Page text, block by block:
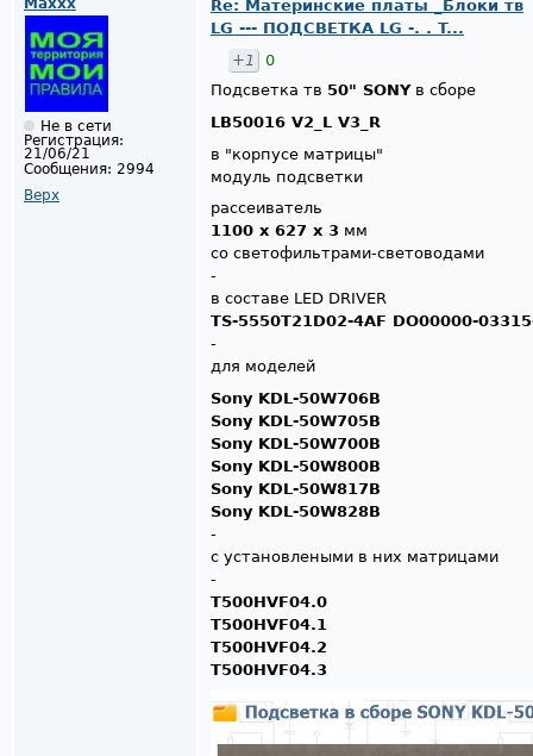
Maxxx
Не в сети
Регистрация:
21/06/21
Сообщения: 2994
Верх
Re: Материнские платы _Блоки тв
LG --- ПОДСВЕТКА LG -. . T...
+1
0
Подсветка тв 50" SONYв сборе
LB50016 V2_L V3_R
в "корпусе матрицы"
модуль подсветки
рассеиватель
1100 х 627 х 3 мм
со светофильтрами-световодами
-
в составе LED DRIVER
TS-5550T21D02-4AF DO00000-
-
для моделей
Sony KDL-50W706B
Sony KDL-50W705B
Sony KDL-50W700B
Sony KDL-50W800B
Sony KDL-50W817B
Sony KDL-50W828B
-
с установлеными в них матрицами
-
T500HVF04.0
T500HVF04.1
T500HVF04.2
T500HVF04.3